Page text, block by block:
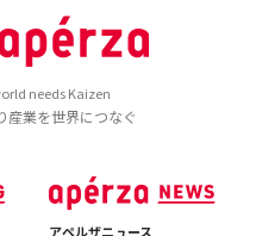
needs Kaizen
産業を世界につなぐ
アペルザニュース